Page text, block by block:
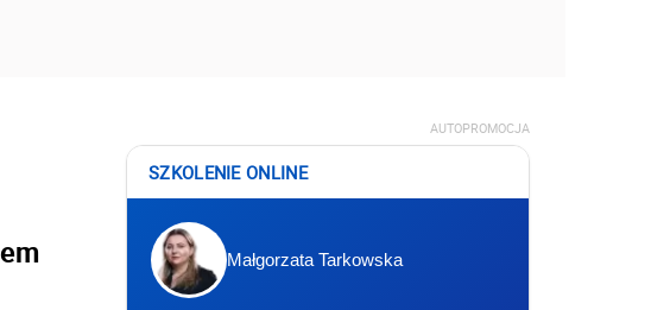
AUTOPROMOCJA
SZKOLENIE ONLINE
Małgorzata Tarkowska